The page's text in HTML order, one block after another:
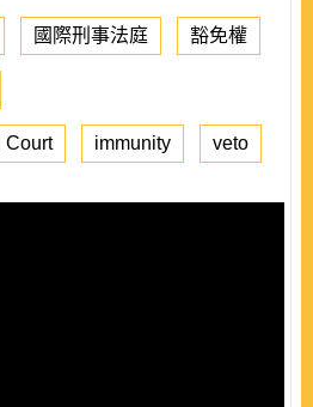
國際刑事法庭 豁免權
Court immunity veto